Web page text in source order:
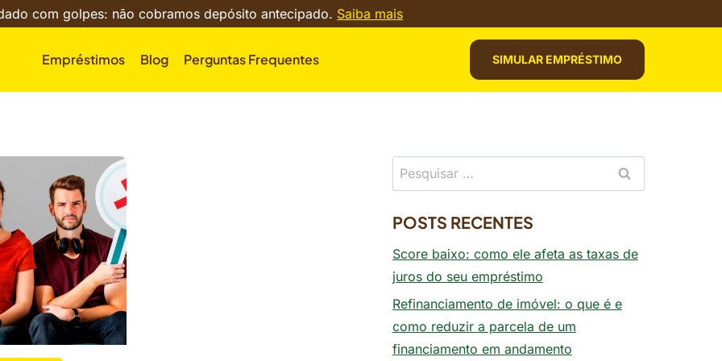
com golpes: não cobramos depósito antecipado. Saiba mais
Empréstimos Blog Perguntas Frequentes SIMULAR EMPRÉSTIMO
Pesquisar
por:
POSTS RECENTES
Score baixo: como ele afeta as taxas de
juros do seu empréstimo
Refinanciamento de imóvel: o que é e
como reduzir a parcela de um
financiamento em andamento